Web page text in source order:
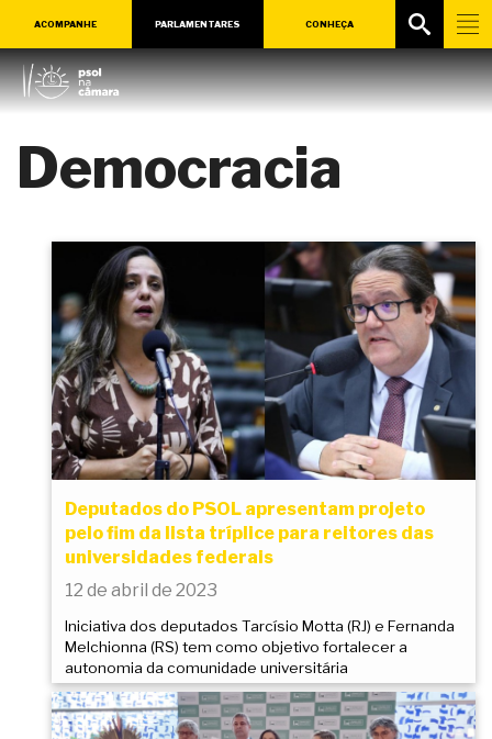
ACOMPANHE PARLAMENTARES CONHEÇA
Democracia
Deputados do PSOL apresentam projeto
pelo fim da lista tríplice para reitores das
universidades federais
12 de abril de 2023
Iniciativa dos deputados Tarcísio Motta (RJ) e Fernanda
Melchionna (RS) tem como objetivo fortalecer a
autonomia da comunidade universitária